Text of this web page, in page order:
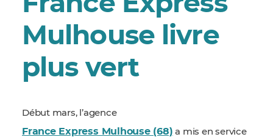
Mulhouse livre
plus vert
Début mars, l’agence
France Express Mulhouse (68) a mis en service